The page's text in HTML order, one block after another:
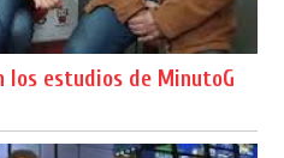
los estudios de MinutoG